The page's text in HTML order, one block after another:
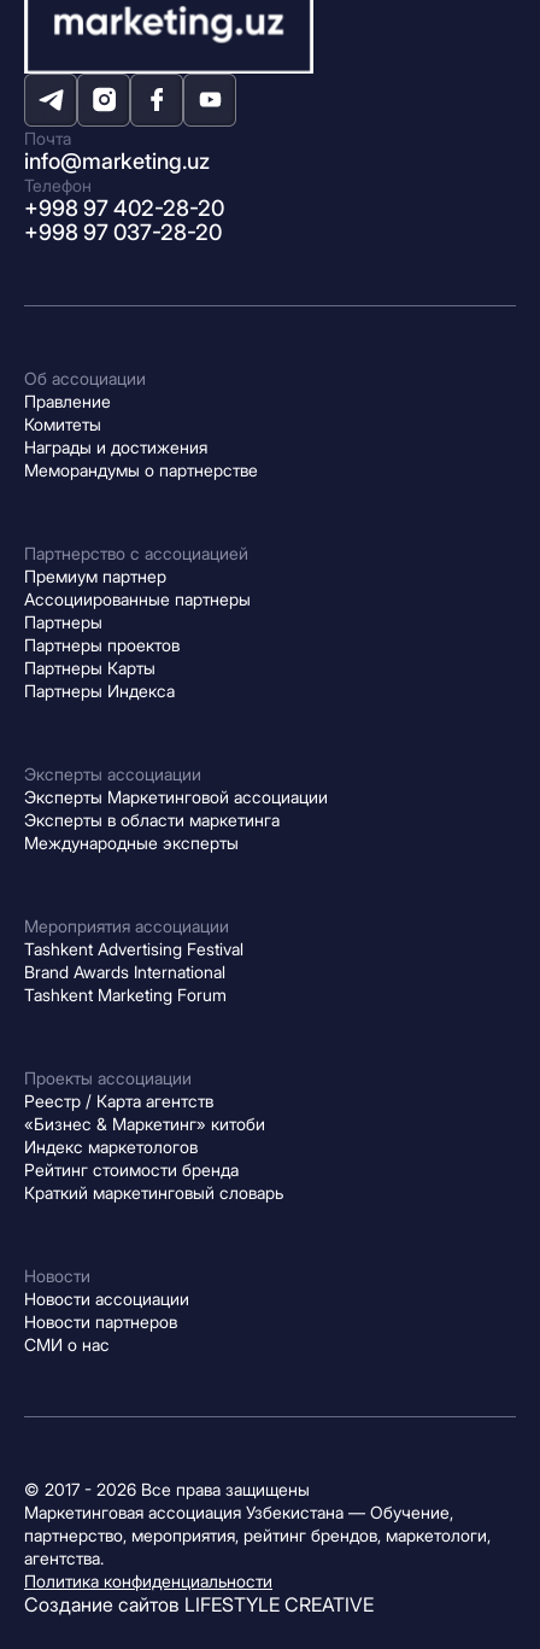
Почта
info@marketing.uz
Телефон
+998 97 402-28-20
+998 97 037-28-20
Об ассоциации
Правление
Комитеты
Награды и достижения
Меморандумы о партнерстве
Партнерство с ассоциацией
Премиум партнер
Ассоциированные партнеры
Партнеры
Партнеры проектов
Партнеры Карты
Партнеры Индекса
Эксперты ассоциации
Эксперты Маркетинговой ассоциации
Эксперты в области маркетинга
Международные эксперты
Мероприятия ассоциации
Tashkent Advertising Festival
Brand Awards International
Tashkent Marketing Forum
Проекты ассоциации
Реестр / Карта агентств
«Бизнес & Маркетинг» китоби
Индекс маркетологов
Рейтинг стоимости бренда
Краткий маркетинговый словарь
Новости
Новости ассоциации
Новости партнеров
СМИ о нас
© 2017 - 2026 Все права защищены
Маркетинговая ассоциация Узбекистана — Обучение,
партнерство, мероприятия, рейтинг брендов, маркетологи,
агентства.
Политика конфиденциальности
Создание сайтов LIFESTYLE CREATIVE